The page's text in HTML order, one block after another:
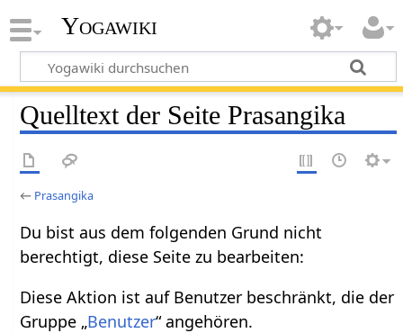
Yogawiki
Quelltext der Seite Prasangika
← Prasangika
Du bist aus dem folgenden Grund nicht
berechtigt, diese Seite zu bearbeiten:
Diese Aktion ist auf Benutzer beschränkt, die der
Gruppe „Benutzer“ angehören.